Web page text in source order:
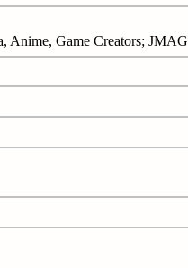
Anime, Game Creators; JMAG